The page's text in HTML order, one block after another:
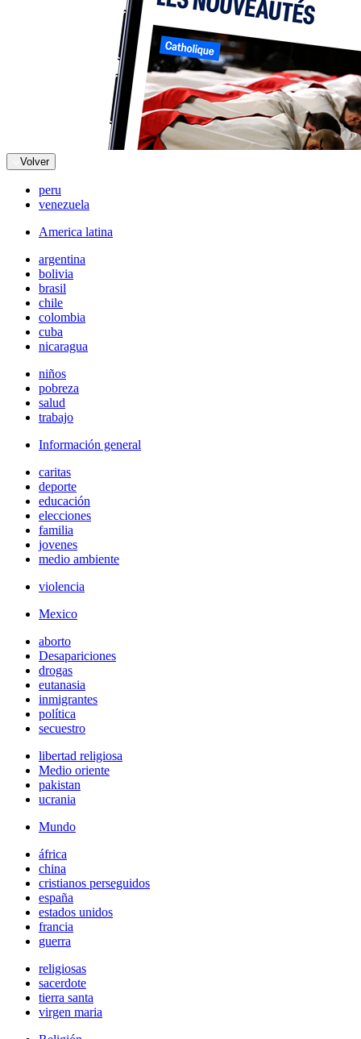
Volver
peru
venezuela
America latina
argentina
bolivia
brasil
chile
colombia
cuba
nicaragua
niños
pobreza
salud
trabajo
Información general
caritas
deporte
educación
elecciones
familia
jovenes
medio ambiente
violencia
Mexico
aborto
Desapariciones
drogas
eutanasia
inmigrantes
política
secuestro
libertad religiosa
Medio oriente
pakistan
ucrania
Mundo
áfrica
china
cristianos perseguidos
españa
estados unidos
francia
guerra
religiosas
sacerdote
tierra santa
virgen maria